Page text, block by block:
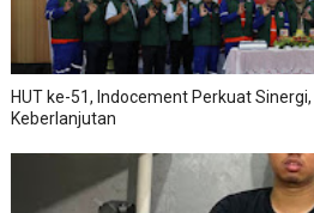
HUT ke-51, Indocement Perkuat
Keberlanjutan